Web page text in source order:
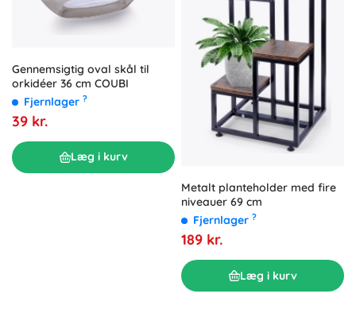
Gennemsigtig oval skål til
orkidéer 36 cm COUBI
Fjernlager ?
39 kr.
Læg i kurv
Metalt planteholder med fire
niveauer 69 cm
Fjernlager ?
189 kr.
Læg i kurv